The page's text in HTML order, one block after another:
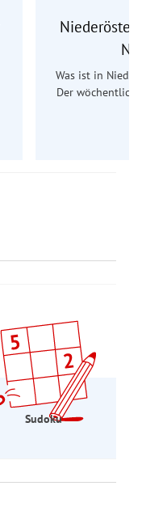
Was ist in
Der
Sudoku